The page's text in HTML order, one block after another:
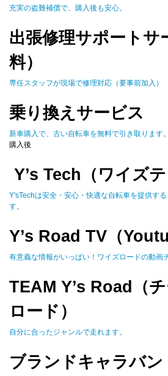
充実の盗難補償で、購入後も安心。
出張修理サポートサ
料）
専任スタッフが現場で修理対応（要事前加入）
乗り換えサービス
新車購入で、古い自転車を無料で引き取ります。
購入後
Y’s Tech（ワイズテ
Y'sTechは安全・安心・快適な自転車を提供す
す。
Y’s Road TV（
有意義な情報がいっぱい！ワイズロードの動画
TEAM Y’s Road（
ロード）
自分に合ったジャンルで走れます。
ブランドキャラバン